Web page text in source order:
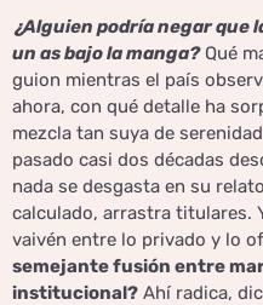
¿Alguien podría negar que
un as bajo la manga?Qué
guion mientras el país
ahora, con qué detalle ha
mezcla tan suya de
pasado casi dos décadas
nada se desgasta en su
calculado, arrastra titulares.
vaivén entre lo privado y lo
semejante fusión entre
institucional? Ahí radica,